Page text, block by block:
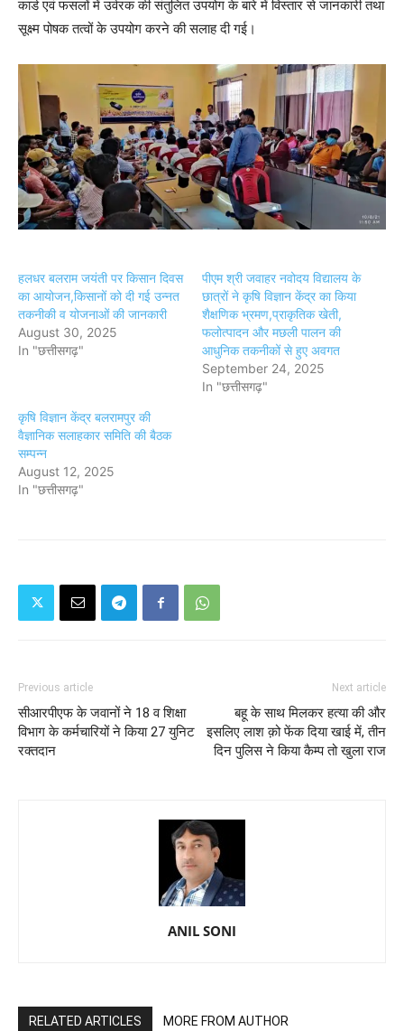
कार्ड एवं फसलों में उर्वरक की संतुलित उपयोग के बारे में विस्तार से जानकारी तथा
सूक्ष्म पोषक तत्वों के उपयोग करने की सलाह दी गई।
हलधर बलराम जयंती पर किसान दिवस
का आयोजन,किसानों को दी गई उन्नत
तकनीकी व योजनाओं की जानकारी
August 30, 2025
In "छत्तीसगढ़"
पीएम श्री जवाहर नवोदय विद्यालय के
छात्रों ने कृषि विज्ञान केंद्र का किया
शैक्षणिक भ्रमण,प्राकृतिक खेती,
फलोत्पादन और मछली पालन की
आधुनिक तकनीकों से हुए अवगत
September 24, 2025
In "छत्तीसगढ़"
कृषि विज्ञान केंद्र बलरामपुर की
वैज्ञानिक सलाहकार समिति की बैठक
सम्पन्न
August 12, 2025
In "छत्तीसगढ़"
Previous article
सीआरपीएफ के जवानों ने 18 व शिक्षा
विभाग के कर्मचारियों ने किया 27 युनिट
रक्तदान
Next article
बहू के साथ मिलकर हत्या की और
इसलिए लाश क़ो फेंक दिया खाई में, तीन
दिन पुलिस ने किया कैम्प तो खुला राज
ANIL SONI
RELATED ARTICLES MORE FROM AUTHOR